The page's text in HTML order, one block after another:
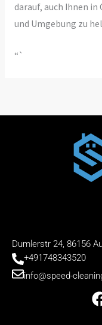
darauf, auch Ihnen in
und Umgebung zu
“`
Dumlerstr 24, 86156
+491748343520
info@speed-